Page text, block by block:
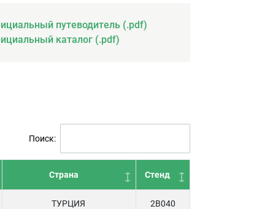
путеводитель (.pdf)
каталог (.pdf)
Поиск:
Страна Стенд
ТУРЦИЯ 2B040